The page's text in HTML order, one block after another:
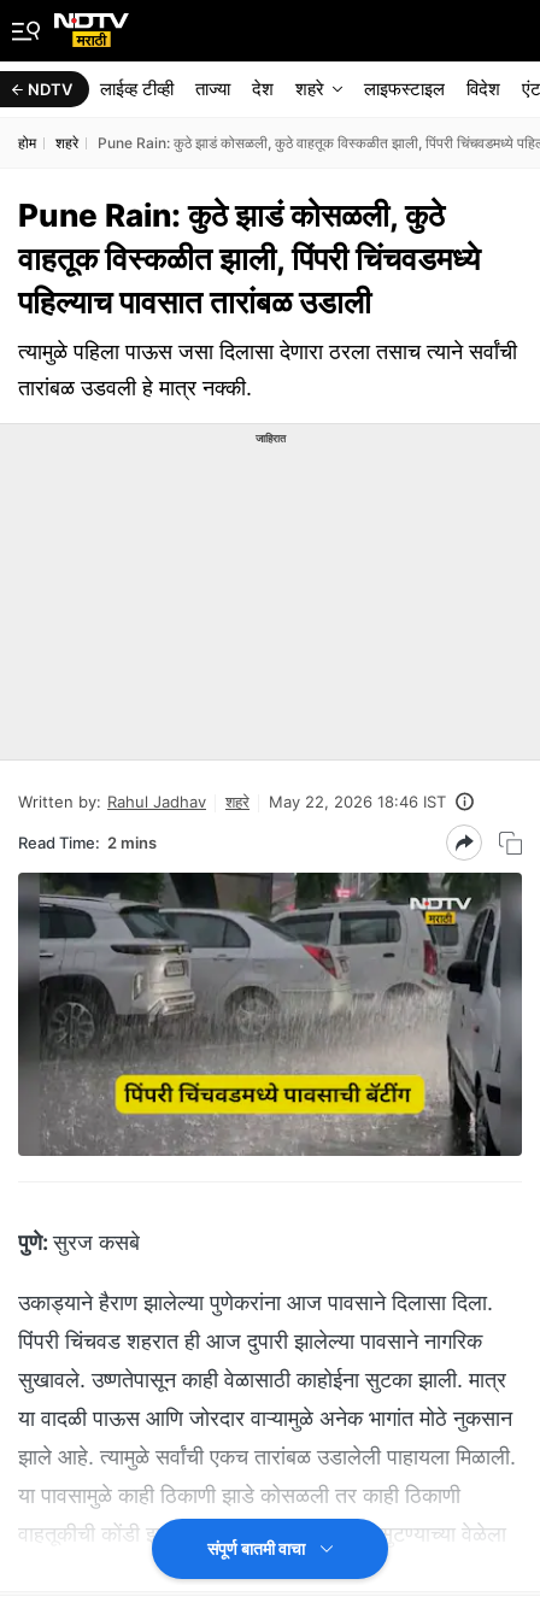
NDTV लाईव्ह टीव्ही ताज्या देश शहरे लाइफस्टाइल विदेश
होम शहरे Pune Rain: कुठे झाडं कोसळली, कुठे वाहतूक विस्कळीत झाली, पिंपरी चिंचवडमध्ये
Pune Rain: कुठे झाडं कोसळली, कुठे
वाहतूक विस्कळीत झाली, पिंपरी चिंचवडमध्ये
पहिल्याच पावसात तारांबळ उडाली
त्यामुळे पहिला पाऊस जसा दिलासा देणारा ठरला तसाच त्याने सर्वांची
तारांबळ उडवली हे मात्र नक्की.
जाहिरात
Written by: Rahul Jadhav शहरे May 22, 2026 18:46 IST
Read Time: 2 mins
पुणे: सुरज कसबे
उकाड्याने हैराण झालेल्या पुणेकरांना आज पावसाने दिलासा दिला.
पिंपरी चिंचवड शहरात ही आज दुपारी झालेल्या पावसाने नागरिक
सुखावले. उष्णतेपासून काही वेळासाठी काहोईना सुटका झाली. मात्र
या वादळी पाऊस आणि जोरदार वाऱ्यामुळे अनेक भागांत मोठे नुकसान
झाले आहे. त्यामुळे सर्वांची एकच तारांबळ उडालेली पाहायला मिळाली.
या पावसामुळे काही ठिकाणी झाडे कोसळली तर काही ठिकाणी
वाहतूकीची कोंडी झाली होती. त्यामुळे ऐन ऑफीस सुटण्याच्या वेळेला
पिंपरी चिंचवडमध्ये पहिल्याच पावसात खोळंबा झाल्याचे पाहायला
संपूर्ण बातमी वाचा